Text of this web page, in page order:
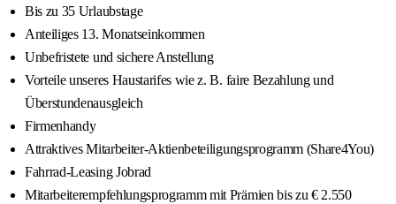
Bis zu 35 Urlaubstage
Anteiliges 13. Monatseinkommen
Unbefristete und sichere Anstellung
Vorteile unseres Haustarifes wie z. B. faire Bezahlung und
Überstundenausgleich
Firmenhandy
Attraktives Mitarbeiter-Aktienbeteiligungsprogramm (Share4You)
Fahrrad-Leasing Jobrad
Mitarbeiterempfehlungsprogramm mit Prämien bis zu € 2.550